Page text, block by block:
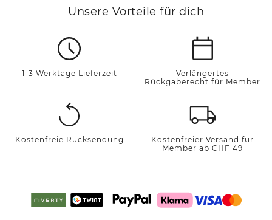
Unsere Vorteile für dich
1-3 Werktage Lieferzeit
Verlängertes
Rückgaberecht für Member
Kostenfreie Rücksendung
Kostenfreier Versand für
Member ab CHF 49